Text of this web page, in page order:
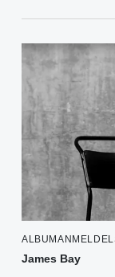
James Bay